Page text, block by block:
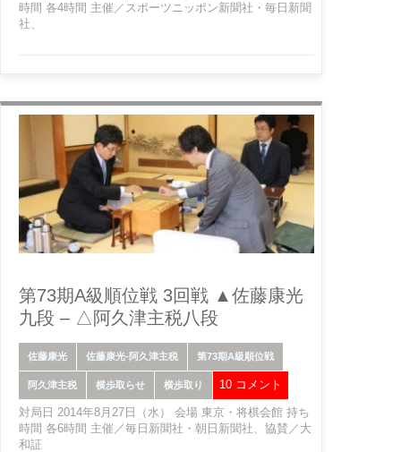
時間 各4時間 主催／スポーツニッポン新聞社・毎日新聞
社、
第73期A級順位戦 3回戦 ▲佐藤康光
九段 – △阿久津主税八段
佐藤康光 佐藤康光-阿久津主税 第73期A級順位戦
阿久津主税 横歩取らせ 横歩取り 10 コメント
対局日 2014年8月27日（水） 会場 東京・将棋会館 持ち
時間 各6時間 主催／毎日新聞社・朝日新聞社、協賛／大
和証